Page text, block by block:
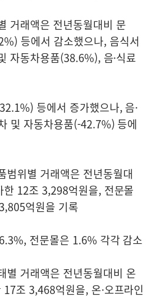
거래액은 전년동월대비 문
등에서 감소했으나, 음식서
자동차용품(38.6%), 음·식료
등에서 증가했으나, 음·
및 자동차용품(-42.7%) 등에
위별 거래액은 전년동월대
12조 3,298억원을, 전문몰
억원을 기록
전문몰은 1.6% 각각 감소
거래액은 전년동월대비 온
조 3,468억원을, 온·오프라인